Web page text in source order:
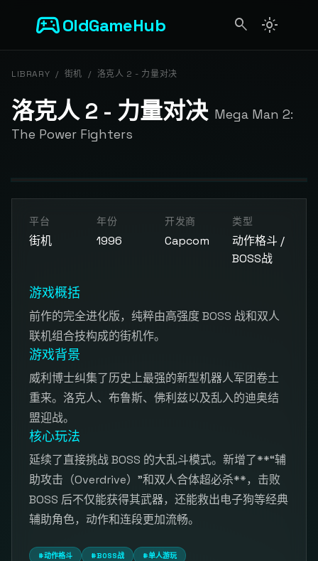
sports_esportsOldGameHub search light_mode
LIBRARY / 街机 / 洛克人 2 - 力量对决
洛克人 2 - 力量对决 Mega Man 2:
The Power Fighters
开始游戏
点击按钮加载游戏模拟器
平台
街机
年份
1996
开发商
Capcom
类型
动作格斗 /
BOSS战
游戏概括
前作的完全进化版，纯粹由高强度 BOSS 战和双人
联机组合技构成的街机作。
游戏背景
威利博士纠集了历史上最强的新型机器人军团卷土
重来。洛克人、布鲁斯、佛利兹以及乱入的迪奥结
盟迎战。
核心玩法
延续了直接挑战 BOSS 的大乱斗模式。新增了**“辅
助攻击（Overdrive）”和双人合体超必杀**，击败
BOSS 后不仅能获得其武器，还能救出电子狗等经典
辅助角色，动作和连段更加流畅。
#动作格斗 #BOSS战 #单人游玩